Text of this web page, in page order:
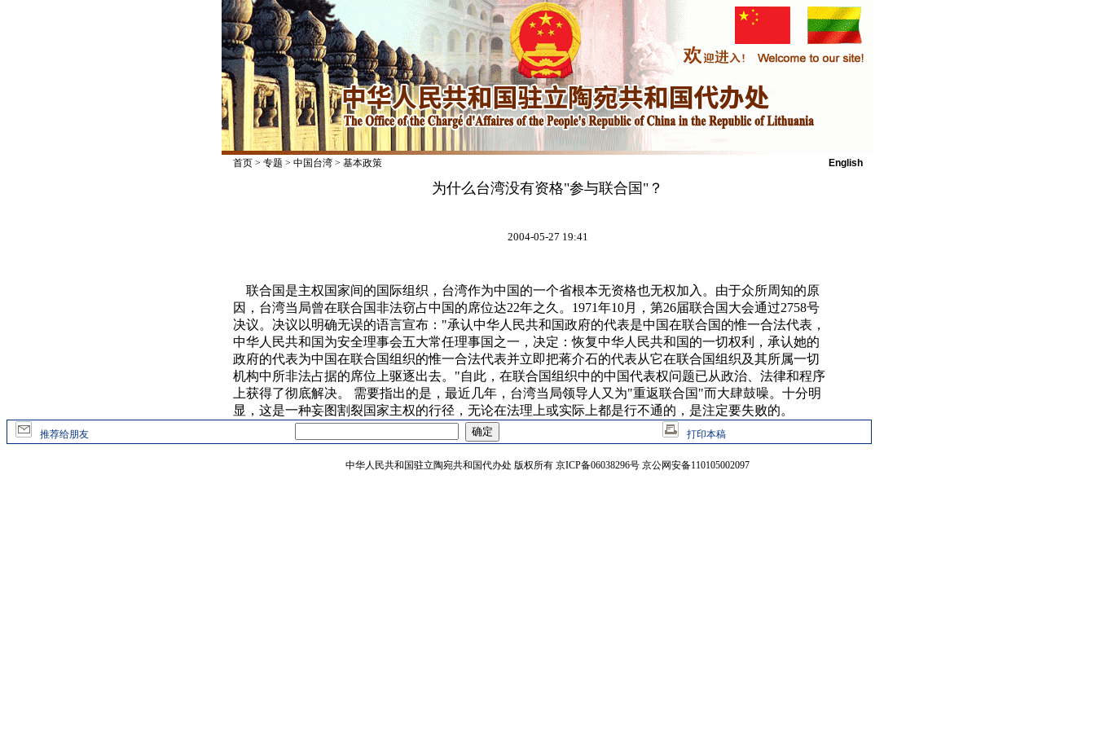
首页> 专题 > 中国台湾> 基本政策 English
为什么台湾没有资格"参与联合国"？
2004-05-27 19:41
联合国是主权国家间的国际组织，台湾作为中国的一个省根本无资格也无权加入。由于众所周知的原
因，台湾当局曾在联合国非法窃占中国的席位达22年之久。1971年10月，第26届联合国大会通过2758号
决议。决议以明确无误的语言宣布："承认中华人民共和国政府的代表是中国在联合国的惟一合法代表，
中华人民共和国为安全理事会五大常任理事国之一，决定：恢复中华人民共和国的一切权利，承认她的
政府的代表为中国在联合国组织的惟一合法代表并立即把蒋介石的代表从它在联合国组织及其所属一切
机构中所非法占据的席位上驱逐出去。"自此，在联合国组织中的中国代表权问题已从政治、法律和程序
上获得了彻底解决。 需要指出的是，最近几年，台湾当局领导人又为"重返联合国"而大肆鼓噪。十分明
显，这是一种妄图割裂国家主权的行径，无论在法理上或实际上都是行不通的，是注定要失败的。
推荐给朋友 打印本稿
中华人民共和国驻立陶宛共和国代办处 版权所有 京ICP备06038296号 京公网安备110105002097